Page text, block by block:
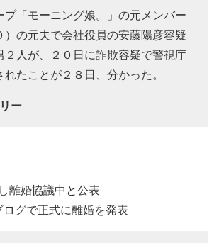
プ「モーニング娘。」の元メンバー
）の元夫で会社役員の安藤陽彦容疑
２人が、２０日に詐欺容疑で警視庁
たことが２８日、分かった。
ー
離婚協議中と公表
ログで正式に離婚を発表